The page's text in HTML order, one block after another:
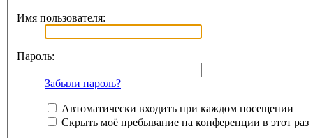
Имя пользователя:
Пароль:
Забыли пароль?
Автоматически входить при каждом посещении
Скрыть моё пребывание на конференции в этот раз